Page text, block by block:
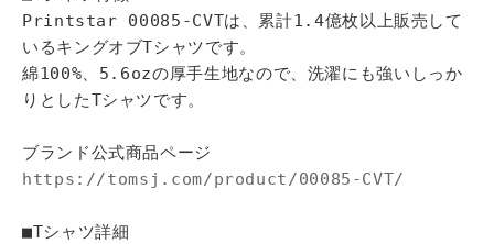
Printstar 00085-CVTは、累計1.4億枚以上販売して
いるキングオブTシャツです。
綿100%、5.6ozの厚手生地なので、洗濯にも強いしっか
りとしたTシャツです。
ブランド公式商品ページ
https://tomsj.com/product/00085-CVT/
■Tシャツ詳細